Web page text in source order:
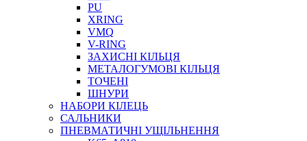
ПІСТОЛЕТИ
НАСОСИ ТА ПОМПИ
НАГНІТАЧІ
МУФТИ (НАСАДКИ) ДЛЯ ШПРИЦІВ
PU
XRING
VMQ
V-RING
ЗАХИСНІ КІЛЬЦЯ
МЕТАЛОГУМОВІ КІЛЬЦЯ
ТОЧЕНІ
ШНУРИ
НАБОРИ КІЛЕЦЬ
САЛЬНИКИ
ПНЕВМАТИЧНІ УЩІЛЬНЕННЯ